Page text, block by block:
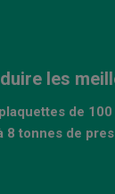
les
plaquettes de 100
8 tonnes de